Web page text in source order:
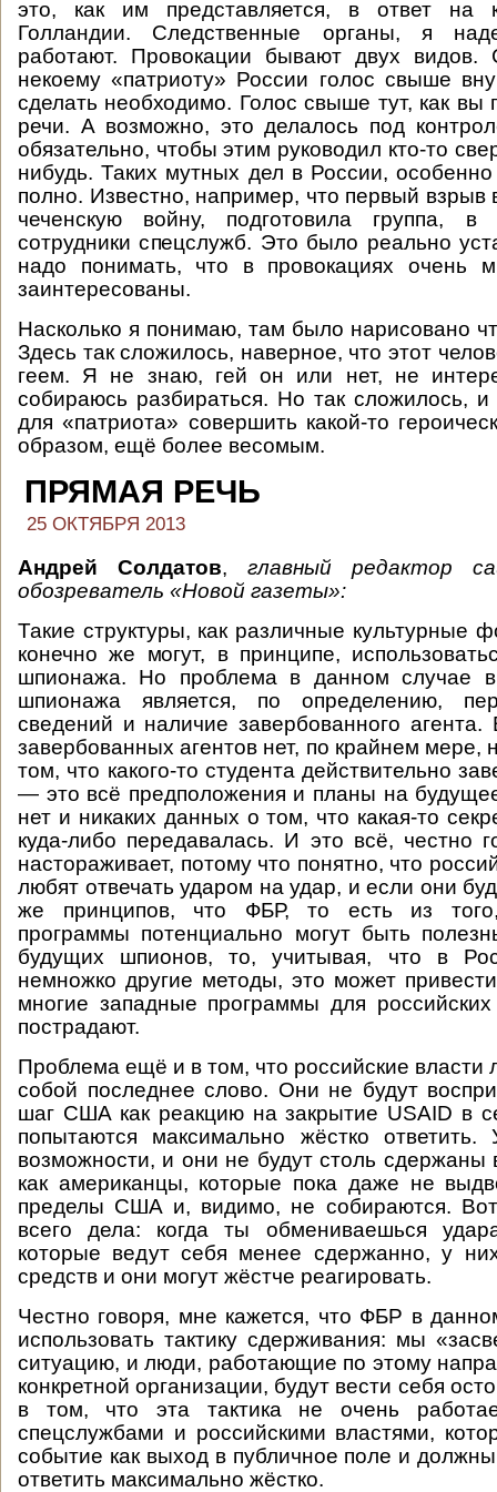
это, как им представляется, в ответ на
Голландии. Следственные органы, я
работают. Провокации бывают двух видов.
некоему «патриоту» России голос свыше
сделать необходимо. Голос свыше тут, как вы
речи. А возможно, это делалось под
обязательно, чтобы этим руководил кто-то
нибудь. Таких мутных дел в России,
полно. Известно, например, что первый взрыв
чеченскую войну, подготовила группа, в
сотрудники спецслужб. Это было реально
надо понимать, что в провокациях очень
заинтересованы.
Насколько я понимаю, там было нарисовано
Здесь так сложилось, наверное, что этот
геем. Я не знаю, гей он или нет, не
собираюсь разбираться. Но так сложилось,
для «патриота» совершить какой-то
образом, ещё более весомым.
ПРЯМАЯ РЕЧЬ
25 ОКТЯБРЯ 2013
Андрей Солдатов,
главный редактор
обозреватель «Новой газеты»:
Такие структуры, как различные культурные
конечно же могут, в принципе,
шпионажа. Но проблема в данном случае
шпионажа является, по определению,
сведений и наличие завербованного
завербованных агентов нет, по крайнем мере,
том, что какого-то студента действительно
— это всё предположения и планы на
нет и никаких данных о том, что какая-то
куда-либо передавалась. И это всё, честно
настораживает, потому что понятно, что
любят отвечать ударом на удар, и если они
же принципов, что ФБР, то есть из
программы потенциально могут быть
будущих шпионов, то, учитывая, что в
немножко другие методы, это может
многие западные программы для российских
пострадают.
Проблема ещё и в том, что российские власти
собой последнее слово. Они не будут
шаг США как реакцию на закрытие USAID в
попытаются максимально жёстко
возможности, и они не будут столь сдержаны
как американцы, которые пока даже не
пределы США и, видимо, не собираются.
всего дела: когда ты обмениваешься
которые ведут себя менее сдержанно, у
средств и они могут жёстче реагировать.
Честно говоря, мне кажется, что ФБР в
использовать тактику сдерживания: мы
ситуацию, и люди, работающие по этому
конкретной организации, будут вести себя
в том, что эта тактика не очень
спецслужбами и российскими властями,
событие как выход в публичное поле и
ответить максимально жёстко.